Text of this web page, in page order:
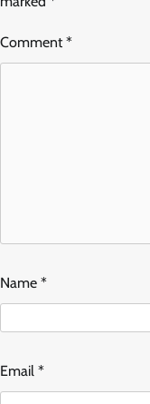
Comment*
Name *
Email *